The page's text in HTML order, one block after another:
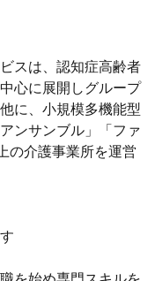
スは、認知症⾼齢者
心に展開しグループ
に、小規模多機能型
ンサンブル」「ファ
の介護事業所を運営